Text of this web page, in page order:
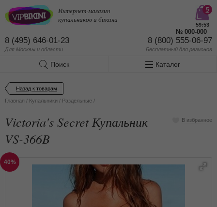
Интернет-магазин
купальников и бикини
8 (495) 646-01-23
Для Москвы и области
8 (800) 555-06-97
Бесплатный для регионов
5
59:53
№ 000-000
Поиск Каталог
Назад к товарам
Главная / Купальники / Раздельные /
Victoria's Secret Купальник
VS-366B
В избранное
40%